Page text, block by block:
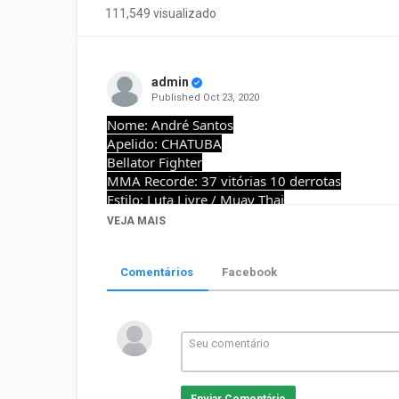
111,549 visualizado
admin
Published Oct 23, 2020
Nome: André Santos
Apelido: CHATUBA
Bellator Fighter
MMA Recorde: 37 vitórias 10 derrotas
Estilo: Luta Livre / Muay Thai
Equipe: RFT / Caçadores
VEJA MAIS
Comentários Facebook